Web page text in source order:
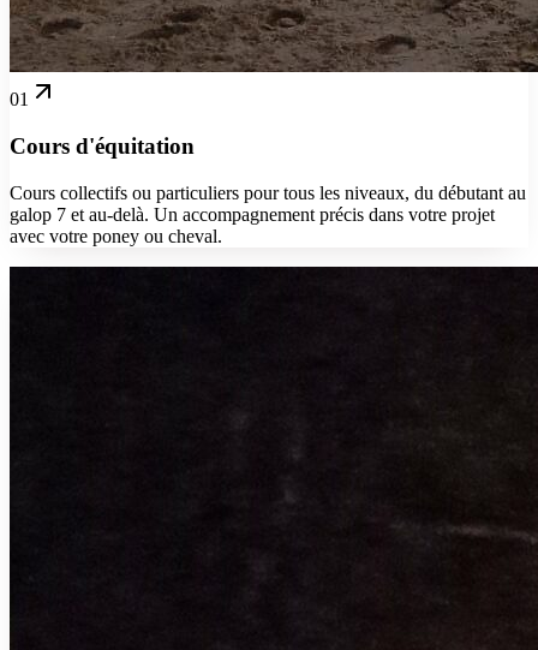
01
Cours d'équitation
Cours collectifs ou particuliers pour tous les niveaux, du débutant au
galop 7 et au-delà. Un accompagnement précis dans votre projet
avec votre poney ou cheval.